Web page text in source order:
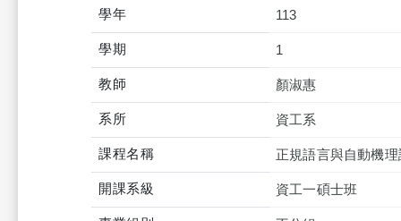
學年 113
學期 1
教師 顏淑惠
系所 資工系
課程名稱 正規語言與自動機理
開課系級 資工一碩士班